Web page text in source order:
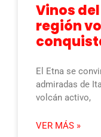
Vinos
región
El Etna se
admiradas de
volcán activo,
VER MÁS »